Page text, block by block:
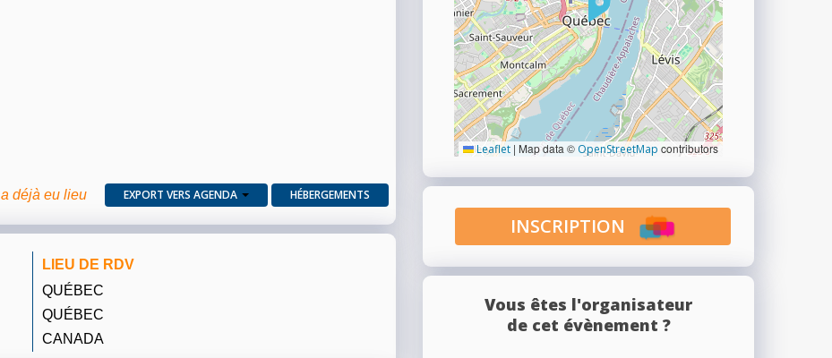
a déjà eu lieu EXPORT VERS AGENDA HÉBERGEMENTS
LIEU DE RDV
QUÉBEC
QUÉBEC
CANADA
Leaflet | Map data © OpenStreetMap contributors
INSCRIPTION
Vous êtes l'organisateur
de cet évènement ?